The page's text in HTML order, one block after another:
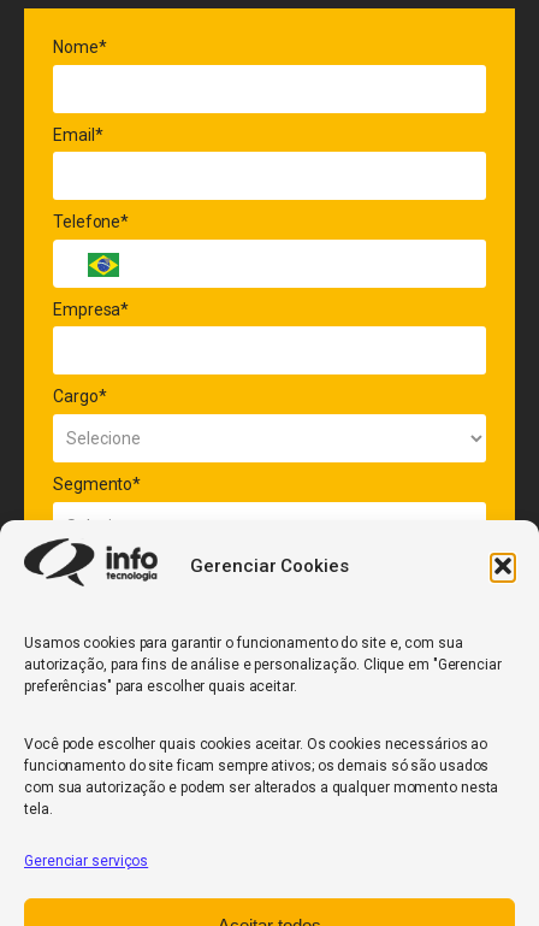
Gerenciar Cookies
Usamos cookies para garantir o funcionamento do site e, com sua
autorização, para fins de análise e personalização. Clique em "Gerenciar
preferências" para escolher quais aceitar.
Você pode escolher quais cookies aceitar. Os cookies necessários ao
funcionamento do site ficam sempre ativos; os demais só são usados
com sua autorização e podem ser alterados a qualquer momento nesta
tela.
Gerenciar serviços
Nome*
Email*
Telefone*
Empresa*
Cargo*
Segmento*
Quantidade de veículos da frota*
ENVIAR
InfoCore